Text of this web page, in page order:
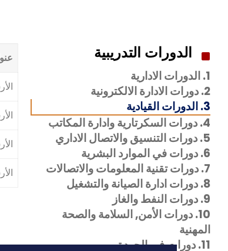
الدورات التدريبية
1. الدورات الادارية
2. دورات الادارة الالكترونية
3. الدورات القيادية
4. دورات السكرتارية وادارة المكاتب
5. دورات التنسيق والاتصال الاداري
6. دورات في الموارد البشرية
7. دورات تقنية المعلومات والاتصالات
8. دورات ادارة الصيانة والتشغيل
9. دورات النفط والغاز
10. دورات الأمن, السلامة والصحة
المهنية
11. دورات في الجودة